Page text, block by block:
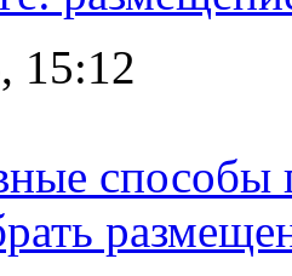
15:12
способы